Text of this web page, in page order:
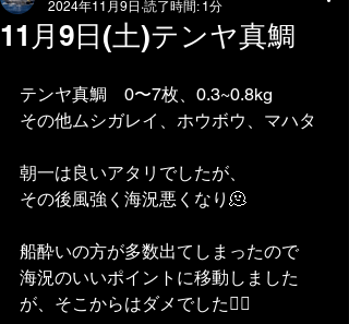
11月9日(土)テンヤ真鯛
2024年11月9日 読了時間: 1分
テンヤ真鯛　0〜7枚、0.3~0.8kg
その他ムシガレイ、ホウボウ、マハタ
朝一は良いアタリでしたが、
その後風強く海況悪くなり🫠
船酔いの方が多数出てしまったので
海況のいいポイントに移動しました
が、そこからはダメでした😶‍🌫️